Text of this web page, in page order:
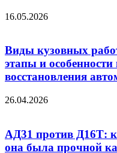
16.05.2026
Виды кузовных
этапы и
восстановления
26.04.2026
АД31 против Д16Т:
она была прочной